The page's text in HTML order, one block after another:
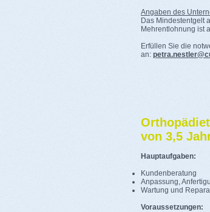
Angaben des
Das Mindestentgelt
Mehrentlohnung ist
Erfüllen Sie die
an:
von 3,5
Hauptaufgaben:
Kundenberatung
Anpassung,
Wartung und
Voraussetzungen: